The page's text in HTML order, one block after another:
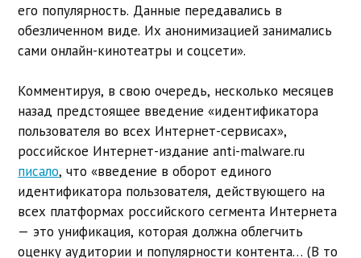
его популярность. Данные передавались в
обезличенном виде. Их анонимизацией занимались
сами онлайн-кинотеатры и соцсети».
Комментируя, в свою очередь, несколько месяцев
назад предстоящее введение «идентификатора
пользователя во всех Интернет-сервисах»,
российское Интернет-издание anti-malware.ru
писало, что «введение в оборот единого
идентификатора пользователя, действующего на
всех платформах российского сегмента Интернета
— это унификация, которая должна облегчить
оценку аудитории и популярности контента… (В то